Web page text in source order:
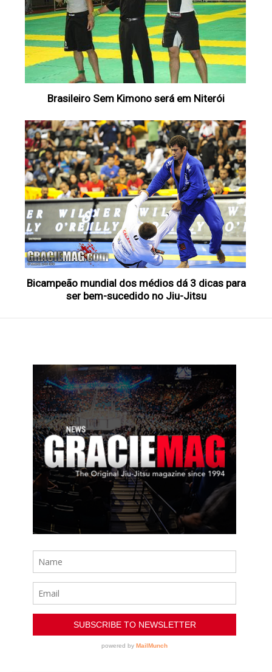
Brasileiro Sem Kimono será em Niterói
Bicampeão mundial dos médios dá 3 dicas para
ser bem-sucedido no Jiu-Jitsu